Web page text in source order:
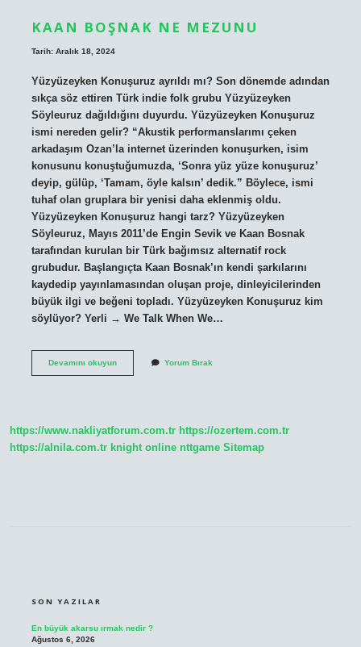
KAAN BOŞNAK NE MEZUNU
Tarih: Aralık 18, 2024
Yüzyüzeyken Konuşuruz ayrıldı mı? Son dönemde adından
sıkça söz ettiren Türk indie folk grubu Yüzyüzeyken
Söyleuruz dağıldığını duyurdu. Yüzyüzeyken Konuşuruz
ismi nereden gelir? “Akustik performanslarımı çeken
arkadaşım Ozan’la internet üzerinden konuşurken, isim
konusunu konuştuğumuzda, ‘Sonra yüz yüze konuşuruz’
deyip, gülüp, ‘Tamam, öyle kalsın’ dedik.” Böylece, ismi
tuhaf olan gruplara bir yenisi daha eklenmiş oldu.
Yüzyüzeyken Konuşuruz hangi tarz? Yüzyüzeyken
Söyleuruz, Mayıs 2011’de Engin Sevik ve Kaan Bosnak
tarafından kurulan bir Türk bağımsız alternatif rock
grubudur. Başlangıçta Kaan Bosnak’ın kendi şarkılarını
kaydedip yayınlamasından oluşan proje, dinleyicilerinden
büyük ilgi ve beğeni topladı. Yüzyüzeyken Konuşuruz kim
söylüyor? Yerli → We Talk When We…
Devamını okuyunKaan
Yorum Bırak
https://www.nakliyatforum.com.tr https://ozertem.com.tr
https://alnila.com.tr knight online nttgame Sitemap
SON YAZILAR
En büyük akarsu ırmak nedir ?
Ağustos 6, 2026